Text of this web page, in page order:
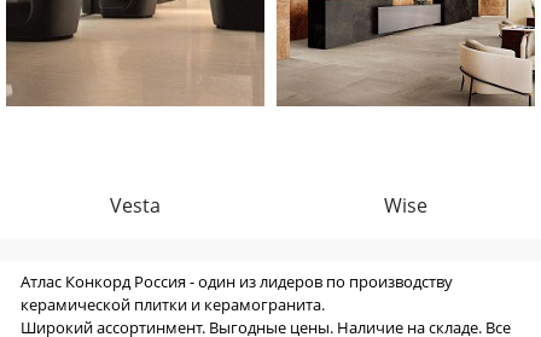
Vesta Wise
Атлас Конкорд Россия - один из лидеров по производству
керамической плитки и керамогранита.
Широкий ассортинмент. Выгодные цены. Наличие на складе. Все